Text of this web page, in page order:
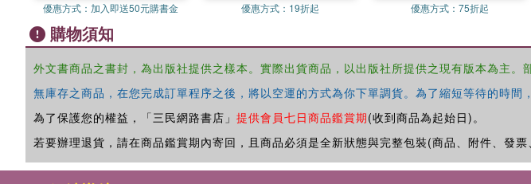
優惠方式： 加入即送50元購書金 優惠方式： 19折起 優惠方式：75折起
購物須知
外文書商品之書封，為出版社提供之樣本。實際出貨商品，以出版社所提供之現有版本為主。
無庫存之商品，在您完成訂單程序之後，將以空運的方式為你下單調貨。為了縮短等待的時
為了保護您的權益，「三民網路書店」 提供會員七日商品鑑賞期(收到商品為起始日)。
若要辦理退貨，請在商品鑑賞期內寄回，且商品必須是全新狀態與完整包裝(商品、附件、發票